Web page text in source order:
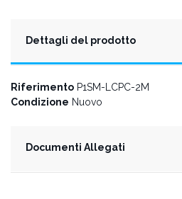
Dettagli del prodotto
Riferimento P1SM-LCPC-2M
Condizione Nuovo
Documenti Allegati